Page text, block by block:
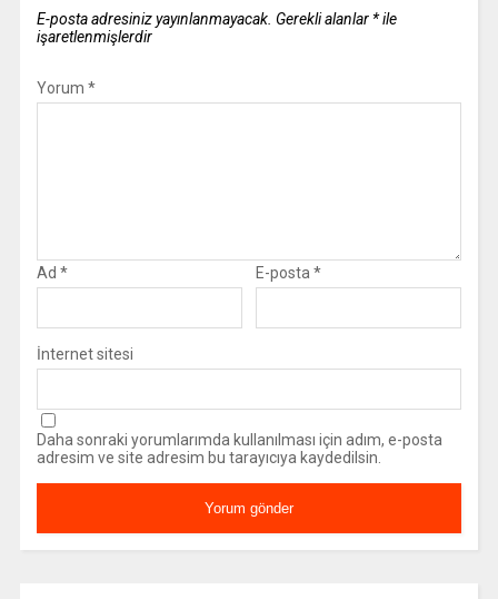
E-posta adresiniz yayınlanmayacak. Gerekli alanlar *ile
işaretlenmişlerdir
Yorum *
Ad * E-posta *
İnternet sitesi
Daha sonraki yorumlarımda kullanılması için adım, e-posta
adresim ve site adresim bu tarayıcıya kaydedilsin.